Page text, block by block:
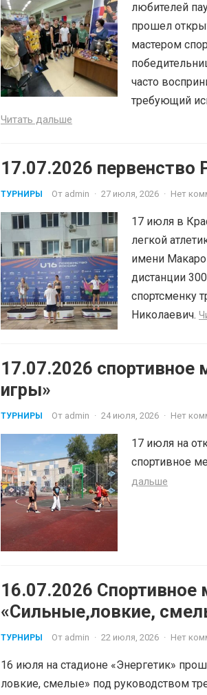
любителей
прошел
мастером
часто
требующий
Читать дальше
17.07.2026 первенство
ТУРНИРЫ От admin · 27 июля, 2026 · Нет
17 июля в
легкой
имени
дистанции
спортсменку
Николаевич.
17.07.2026
игры»
ТУРНИРЫ От admin · 24 июля, 2026 · Нет
17 июля на
спортивное
дальше
16.07.2026 Спортивное
«Сильные,ловкие,
ТУРНИРЫ От admin · 22 июля, 2026 · Нет
16 июля на стадионе «Энергетик»
ловкие, смелые» под руководством